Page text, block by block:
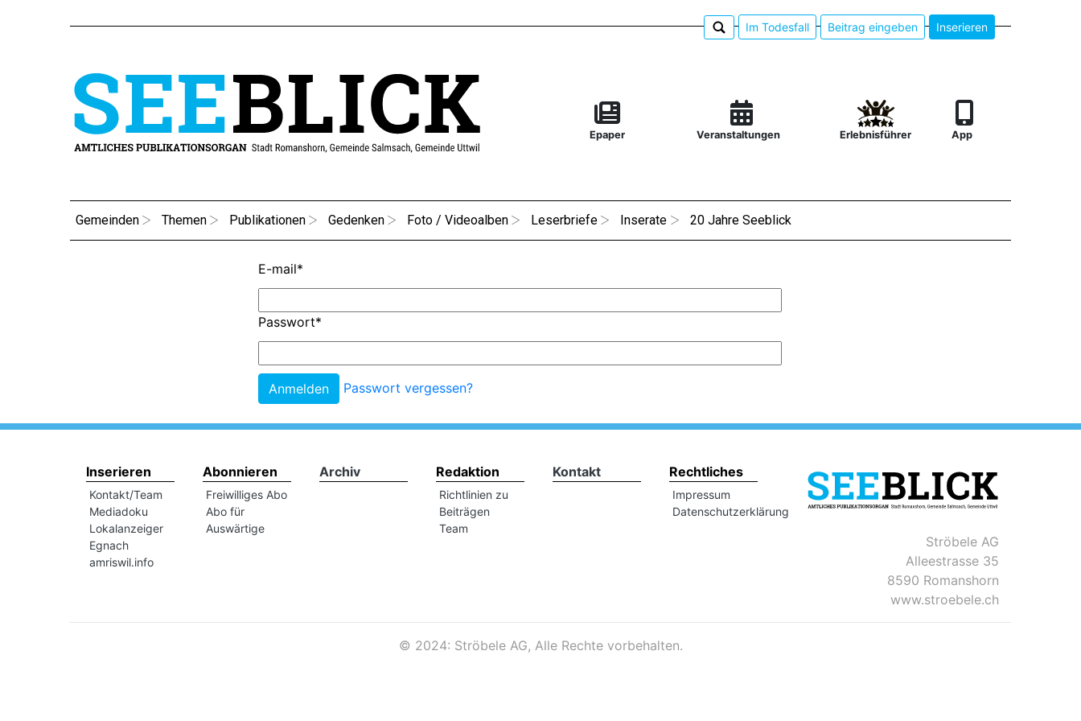
Im Todesfall Beitrag eingeben Inserieren
Epaper Veranstaltungen Erlebnisführer App
Gemeinden Themen Publikationen Gedenken Foto / Videoalben Leserbriefe Inserate 20 Jahre Seeblick
E-mail*
Passwort*
Passwort vergessen?
Inserieren
Kontakt/Team
Mediadoku
Lokalanzeiger
Egnach
amriswil.info
Abonnieren
Freiwilliges Abo
Abo für
Auswärtige
Archiv Redaktion
Richtlinien zu
Beiträgen
Team
Kontakt Rechtliches
Impressum
Datenschutzerklärung
Ströbele AG
Alleestrasse 35
8590 Romanshorn
www.stroebele.ch
© 2024: Ströbele AG, Alle Rechte vorbehalten.